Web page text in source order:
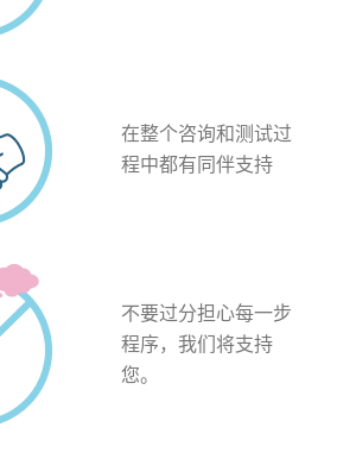
在整个咨询和测试过
程中都有同伴支持
不要过分担心每一步
程序，我们将支持
您。